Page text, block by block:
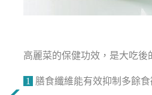
高麗菜的保健功效，是大吃後
1 膳食纖維能有效抑制多餘食